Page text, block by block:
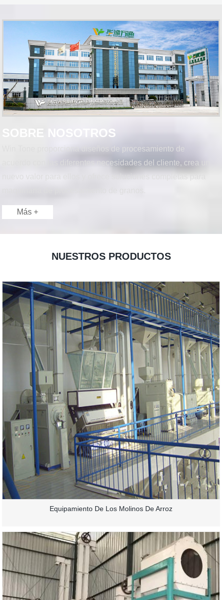
SOBRE NOSOTROS
Win Tone proporciona diseños de procesamiento de
acuerdo con las diferentes necesidades del cliente, crea un
Más +
NUESTROS PRODUCTOS
Equipamiento De Los Molinos De Arroz